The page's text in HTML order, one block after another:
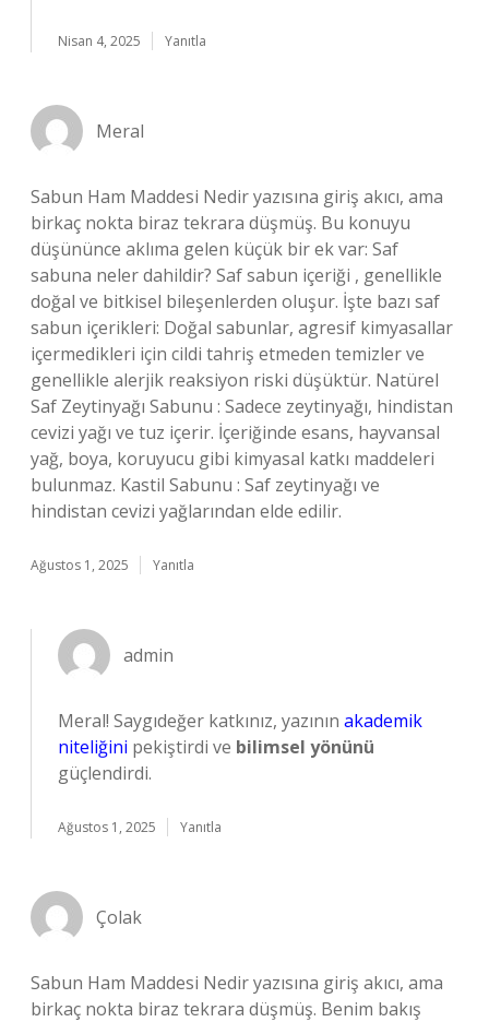
Nisan 4, 2025 Yanıtla
Meral
Sabun Ham Maddesi Nedir yazısına giriş akıcı, ama
birkaç nokta biraz tekrara düşmüş. Bu konuyu
düşününce aklıma gelen küçük bir ek var: Saf
sabuna neler dahildir? Saf sabun içeriği , genellikle
doğal ve bitkisel bileşenlerden oluşur. İşte bazı saf
sabun içerikleri: Doğal sabunlar, agresif kimyasallar
içermedikleri için cildi tahriş etmeden temizler ve
genellikle alerjik reaksiyon riski düşüktür. Natürel
Saf Zeytinyağı Sabunu : Sadece zeytinyağı, hindistan
cevizi yağı ve tuz içerir. İçeriğinde esans, hayvansal
yağ, boya, koruyucu gibi kimyasal katkı maddeleri
bulunmaz. Kastil Sabunu : Saf zeytinyağı ve
hindistan cevizi yağlarından elde edilir.
Ağustos 1, 2025 Yanıtla
admin
Meral! Saygıdeğer katkınız, yazının akademik
niteliğini pekiştirdi ve bilimsel yönünü
güçlendirdi.
Ağustos 1, 2025 Yanıtla
Çolak
Sabun Ham Maddesi Nedir yazısına giriş akıcı, ama
birkaç nokta biraz tekrara düşmüş. Benim bakış